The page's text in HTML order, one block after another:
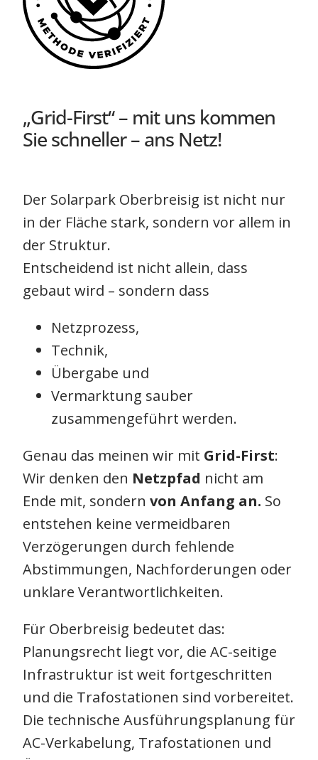
„Grid-First“ – mit uns kommen
Sie schneller – ans Netz!
Der Solarpark Oberbreisig ist nicht nur
in der Fläche stark, sondern vor allem in
der Struktur.
Entscheidend ist nicht allein, dass
gebaut wird – sondern dass
Netzprozess,
Technik,
Übergabe und
Vermarktung sauber
zusammengeführt werden.
Genau das meinen wir mit Grid-First:
Wir denken den Netzpfad nicht am
Ende mit, sondern von Anfang an. So
entstehen keine vermeidbaren
Verzögerungen durch fehlende
Abstimmungen, Nachforderungen oder
unklare Verantwortlichkeiten.
Für Oberbreisig bedeutet das:
Planungsrecht liegt vor, die AC-seitige
Infrastruktur ist weit fortgeschritten
und die Trafostationen sind vorbereitet.
Die technische Ausführungsplanung für
AC-Verkabelung, Trafostationen und